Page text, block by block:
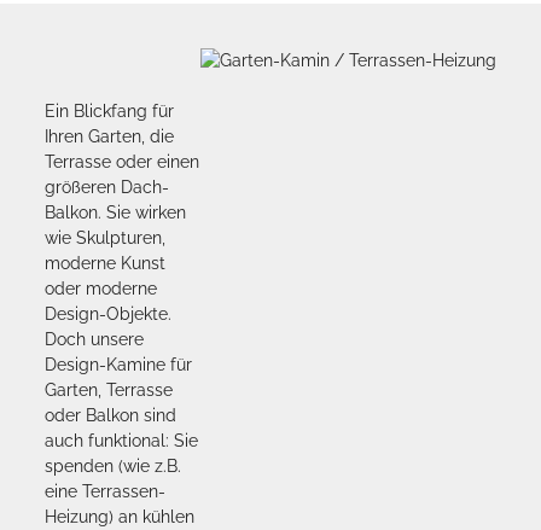
Ein Blickfang für
Ihren Garten, die
Terrasse oder einen
größeren Dach-
Balkon. Sie wirken
wie Skulpturen,
moderne Kunst
oder moderne
Design-Objekte.
Doch unsere
Design-Kamine für
Garten, Terrasse
oder Balkon sind
auch funktional: Sie
spenden (wie z.B.
eine Terrassen-
Heizung) an kühlen